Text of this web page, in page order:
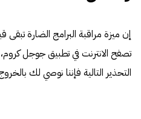
إن ميزة مراقبة البرامج الضارة
تصفح الانترنت في تطبيق جوجل
التحذير التالية فإننا نوصي لك